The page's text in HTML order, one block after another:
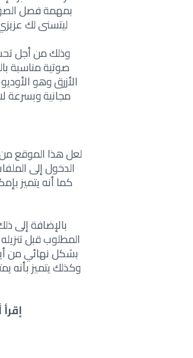
بمهمة فصل
ليتسنى لك
وذلك من أجل
صوتية مناسبة
مجانية وبسرعة
لعل هذا الموقع
الدخول إلى
بالإضافة إلى
المطلوب قبل
وكذلك يتميز بأنه